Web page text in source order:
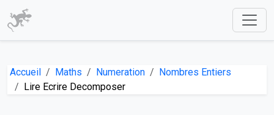
Accueil Maths Numeration
Nombres Entiers
Lire Ecrire Decomposer